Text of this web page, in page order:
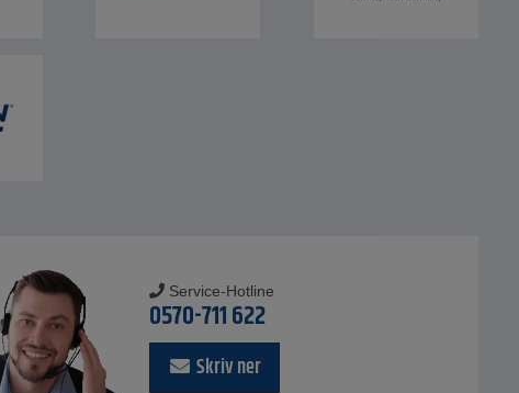
Service-Hotline
0570-711 622
Skriv ner